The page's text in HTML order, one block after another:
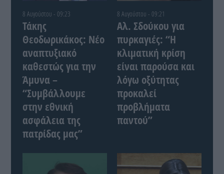
8 Αυγούστου - 09:23
Τάκης
Θεοδωρικάκος: Νέο
αναπτυξιακό
καθεστώς για την
Άμυνα –
“Συμβάλλουμε
στην εθνική
ασφάλεια της
πατρίδας μας”
8 Αυγούστου - 09:21
Αλ. Σδούκου για
πυρκαγιές: “Η
κλιματική κρίση
είναι παρούσα και
λόγω οξύτητας
προκαλεί
προβλήματα
παντού”